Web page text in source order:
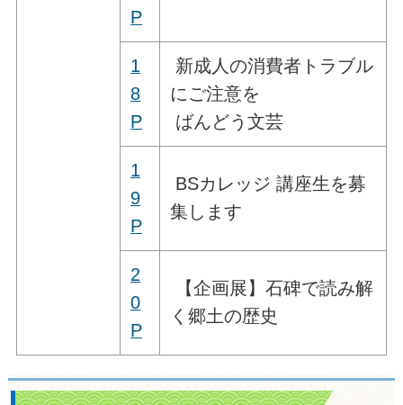
P
1
8
P
新成人の消費者トラブル
にご注意を
ばんどう文芸
1
9
P
BSカレッジ 講座生を募
集します
2
0
P
【企画展】石碑で読み解
く郷土の歴史